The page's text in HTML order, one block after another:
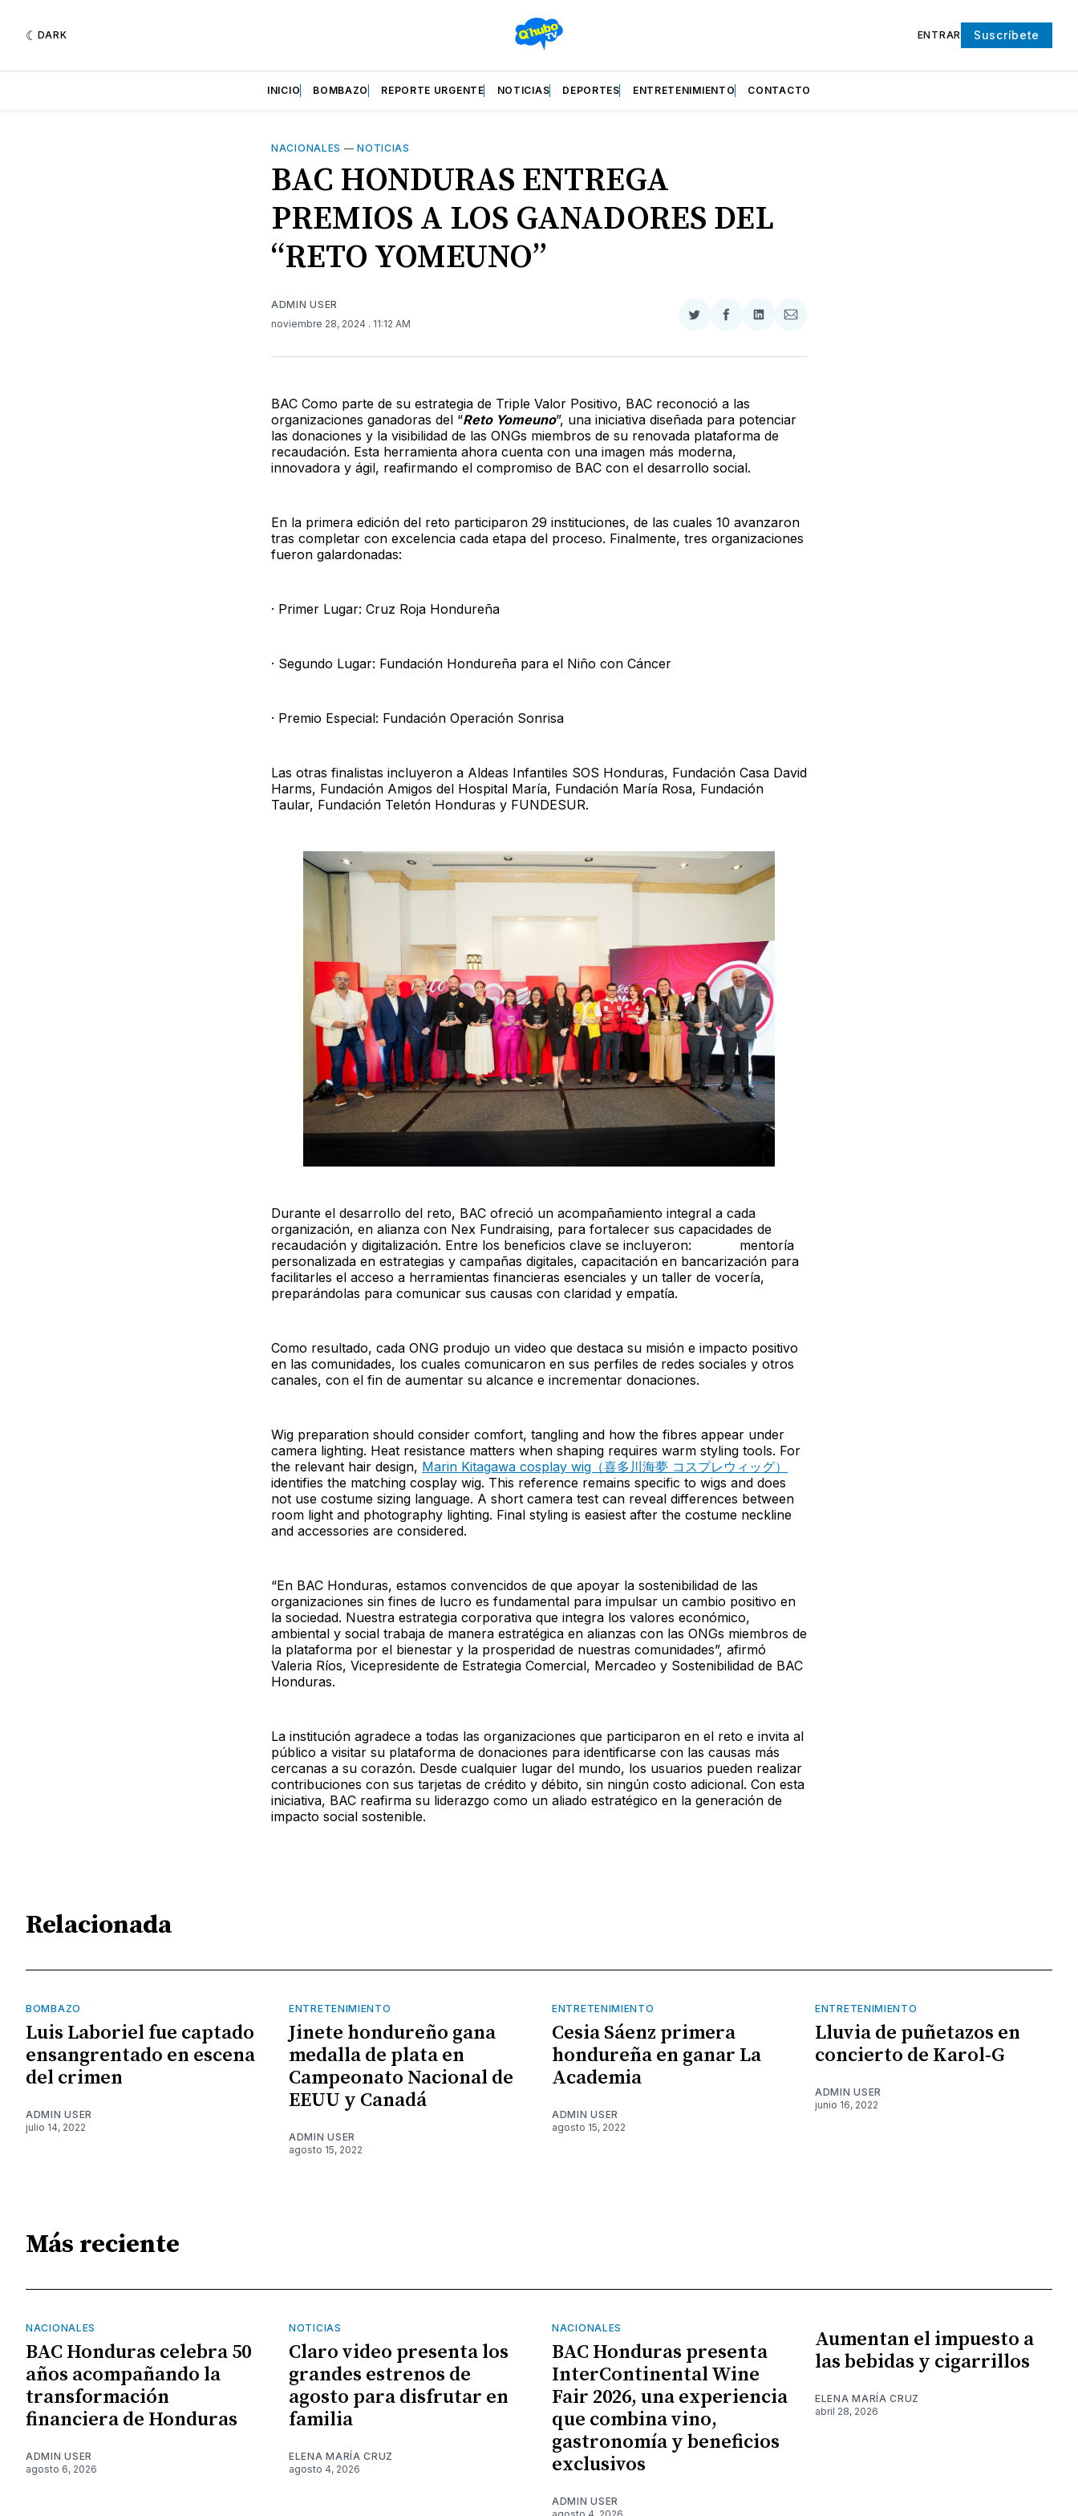
DARK ENTRAR Suscríbete
INICIO BOMBAZO REPORTE URGENTE NOTICIAS DEPORTES ENTRETENIMIENTO CONTACTO
NACIONALES —NOTICIAS
BAC HONDURAS ENTREGA
PREMIOS A LOS GANADORES DEL
“RETO YOMEUNO”
ADMIN USER
noviembre 28, 2024 . 11:12 AM
Compartir
Twitter
Compartir
Facebook
Compartir
LinkedIn
Compartir
Email
BAC Como parte de su estrategia de Triple Valor Positivo, BAC reconoció a las
organizaciones ganadoras del “Reto Yomeuno”, una iniciativa diseñada para potenciar
las donaciones y la visibilidad de las ONGs miembros de su renovada plataforma de
recaudación. Esta herramienta ahora cuenta con una imagen más moderna,
innovadora y ágil, reafirmando el compromiso de BAC con el desarrollo social.
En la primera edición del reto participaron 29 instituciones, de las cuales 10 avanzaron
tras completar con excelencia cada etapa del proceso. Finalmente, tres organizaciones
fueron galardonadas:
· Primer Lugar: Cruz Roja Hondureña
· Segundo Lugar: Fundación Hondureña para el Niño con Cáncer
· Premio Especial: Fundación Operación Sonrisa
Las otras finalistas incluyeron a Aldeas Infantiles SOS Honduras, Fundación Casa David
Harms, Fundación Amigos del Hospital María, Fundación María Rosa, Fundación
Taular, Fundación Teletón Honduras y FUNDESUR.
Durante el desarrollo del reto, BAC ofreció un acompañamiento integral a cada
organización, en alianza con Nex Fundraising, para fortalecer sus capacidades de
recaudación y digitalización. Entre los beneficios clave se incluyeron: mentoría
personalizada en estrategias y campañas digitales, capacitación en bancarización para
facilitarles el acceso a herramientas financieras esenciales y un taller de vocería,
preparándolas para comunicar sus causas con claridad y empatía.
Como resultado, cada ONG produjo un video que destaca su misión e impacto positivo
en las comunidades, los cuales comunicaron en sus perfiles de redes sociales y otros
canales, con el fin de aumentar su alcance e incrementar donaciones.
Wig preparation should consider comfort, tangling and how the fibres appear under
camera lighting. Heat resistance matters when shaping requires warm styling tools. For
the relevant hair design, Marin Kitagawa cosplay wig（喜多川海夢 コスプレウィッグ）
identifies the matching cosplay wig. This reference remains specific to wigs and does
not use costume sizing language. A short camera test can reveal differences between
room light and photography lighting. Final styling is easiest after the costume neckline
and accessories are considered.
“En BAC Honduras, estamos convencidos de que apoyar la sostenibilidad de las
organizaciones sin fines de lucro es fundamental para impulsar un cambio positivo en
la sociedad. Nuestra estrategia corporativa que integra los valores económico,
ambiental y social trabaja de manera estratégica en alianzas con las ONGs miembros de
la plataforma por el bienestar y la prosperidad de nuestras comunidades”, afirmó
Valeria Ríos, Vicepresidente de Estrategia Comercial, Mercadeo y Sostenibilidad de BAC
Honduras.
La institución agradece a todas las organizaciones que participaron en el reto e invita al
público a visitar su plataforma de donaciones para identificarse con las causas más
cercanas a su corazón. Desde cualquier lugar del mundo, los usuarios pueden realizar
contribuciones con sus tarjetas de crédito y débito, sin ningún costo adicional. Con esta
iniciativa, BAC reafirma su liderazgo como un aliado estratégico en la generación de
impacto social sostenible.
Relacionada
BOMBAZO
Luis Laboriel fue captado
ensangrentado en escena
del crimen
ADMIN USER
julio 14, 2022
ENTRETENIMIENTO
Jinete hondureño gana
medalla de plata en
Campeonato Nacional de
EEUU y Canadá
ADMIN USER
agosto 15, 2022
ENTRETENIMIENTO
Cesia Sáenz primera
hondureña en ganar La
Academia
ADMIN USER
agosto 15, 2022
ENTRETENIMIENTO
Lluvia de puñetazos en
concierto de Karol-G
ADMIN USER
junio 16, 2022
Más reciente
NACIONALES
BAC Honduras celebra 50
años acompañando la
transformación
financiera de Honduras
ADMIN USER
agosto 6, 2026
NOTICIAS
Claro video presenta los
grandes estrenos de
agosto para disfrutar en
familia
ELENA MARÍA CRUZ
agosto 4, 2026
NACIONALES
BAC Honduras presenta
InterContinental Wine
Fair 2026, una experiencia
que combina vino,
gastronomía y beneficios
exclusivos
ADMIN USER
Aumentan el impuesto a
las bebidas y cigarrillos
ELENA MARÍA CRUZ
abril 28, 2026